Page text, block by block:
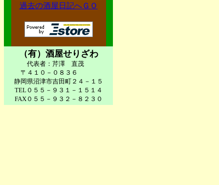
過去の酒屋日記へＧＯ
（有）酒屋せりざわ
代表者：芹澤 直茂
〒４１０－０８３６
静岡県沼津市吉田町２４－１５
TEL０５５－９３１－１５１４
FAX０５５－９３２－８２３０